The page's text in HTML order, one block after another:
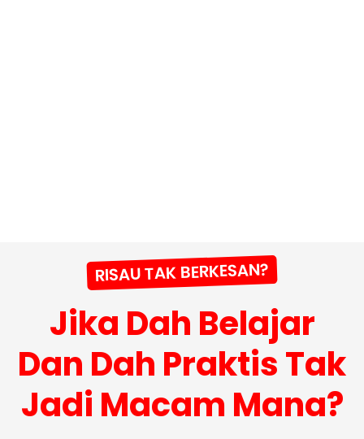
RISAU TAK BERKESAN?
Jika Dah Belajar
Dan Dah Praktis Tak
Jadi Macam Mana?